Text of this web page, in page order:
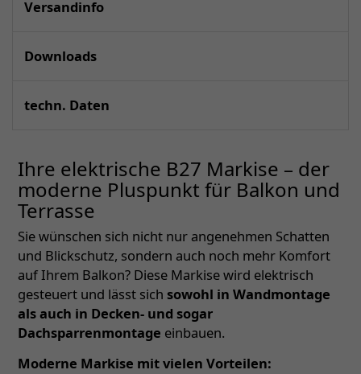
Versandinfo
Downloads
techn. Daten
Ihre elektrische B27 Markise – der
moderne Pluspunkt für Balkon und
Terrasse
Sie wünschen sich nicht nur angenehmen Schatten
und Blickschutz, sondern auch noch mehr Komfort
auf Ihrem Balkon? Diese Markise wird elektrisch
gesteuert und lässt sich sowohl in Wandmontage
als auch in Decken- und sogar
Dachsparrenmontage einbauen.
Moderne Markise mit vielen Vorteilen: